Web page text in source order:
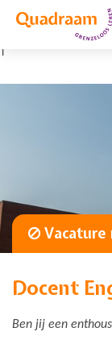
|
Vacature
Docent
Ben jij een